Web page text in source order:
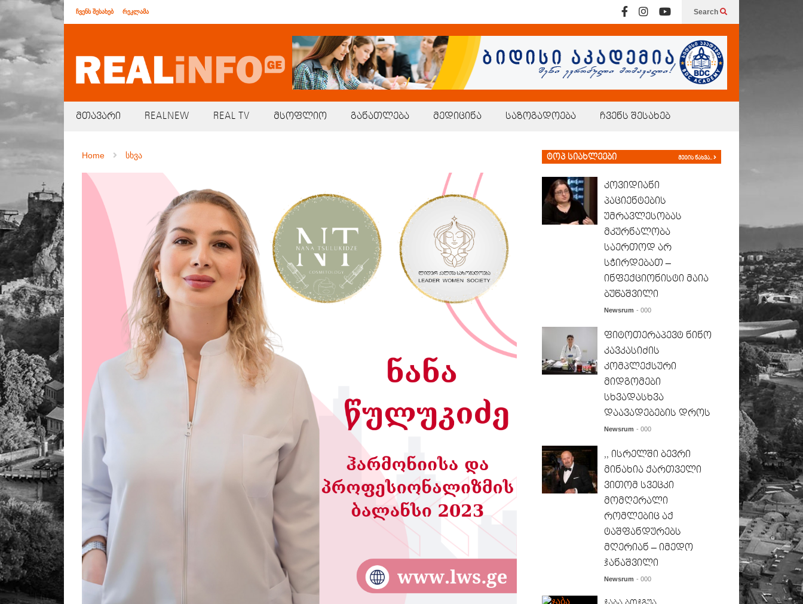
ჩვენს შესახებ რეკლამა Search
მთავარი REALNEW REAL TV მსოფლიო განათლება მედიცინა საზოგადოება ჩვენს შესახებ
Home სხვა ტოპ სიახლეები მეტის ნახვა..
კოვიდიანი
პაციენტების
უმრავლესობას
მკურნალობა
საერთოდ არ
სჭირდებათ –
ინფექციონისტი მაია
ბუწაშვილი
Newsrum - 000
ფიტოთერაპევტ ნინო
კავკასიძის
კომპლექსური
მიდგომები
სხვადასხვა
დაავადებების დროს
Newsrum - 000
,, ისრელში ბევრი
მინახია ქართველი
ვითომ სვეცკი
მომღერალი
რომლებიც აქ
ტაშფანდურებს
მღერიან – იმედო
ჯანაშვილი
Newsrum - 000